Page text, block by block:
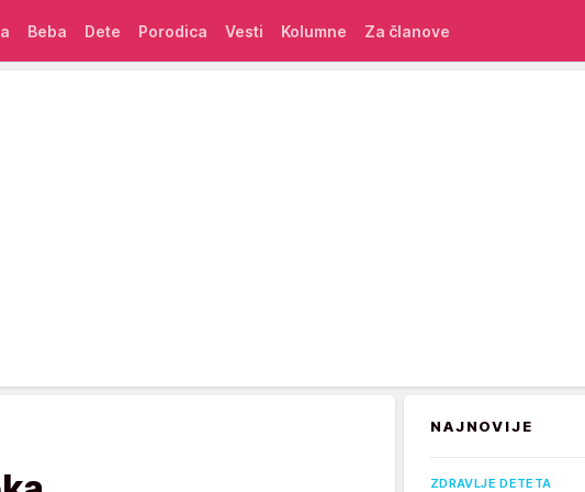
Beba Dete Porodica Vesti Kolumne Za članove
NAJNOVIJE
ZDRAVLJE DETETA